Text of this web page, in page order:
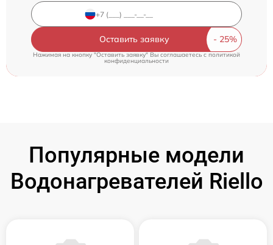
Оставить заявку
Нажимая на кнопку "Оставить заявку" Вы соглашаетесь c политикой
конфиденциальности
Популярные модели
Водонагревателей Riello